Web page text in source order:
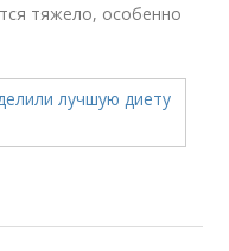
тяжело, особенно